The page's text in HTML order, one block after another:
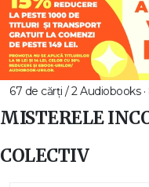
67 de cărți / 2 Audiobooks
MISTERELE
COLECTIV